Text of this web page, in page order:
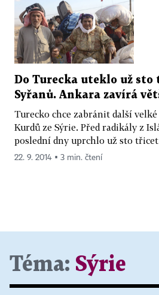
Do Turecka uteklo už
Syřanů. Ankara zavírá
Turecko chce zabránit další
Kurdů ze Sýrie. Před radikály z
poslední dny uprchlo už sto
22. 9. 2014 ▪ 3 min. čtení
Téma: Sýrie